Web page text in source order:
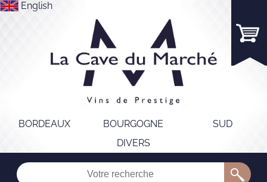
English
BORDEAUX BOURGOGNE
SUD
DIVERS